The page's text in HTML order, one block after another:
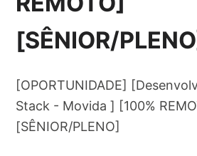
[SÊNIOR/
[OPORTUNIDADE]
Stack - Movida ] [100%
[SÊNIOR/PLENO]